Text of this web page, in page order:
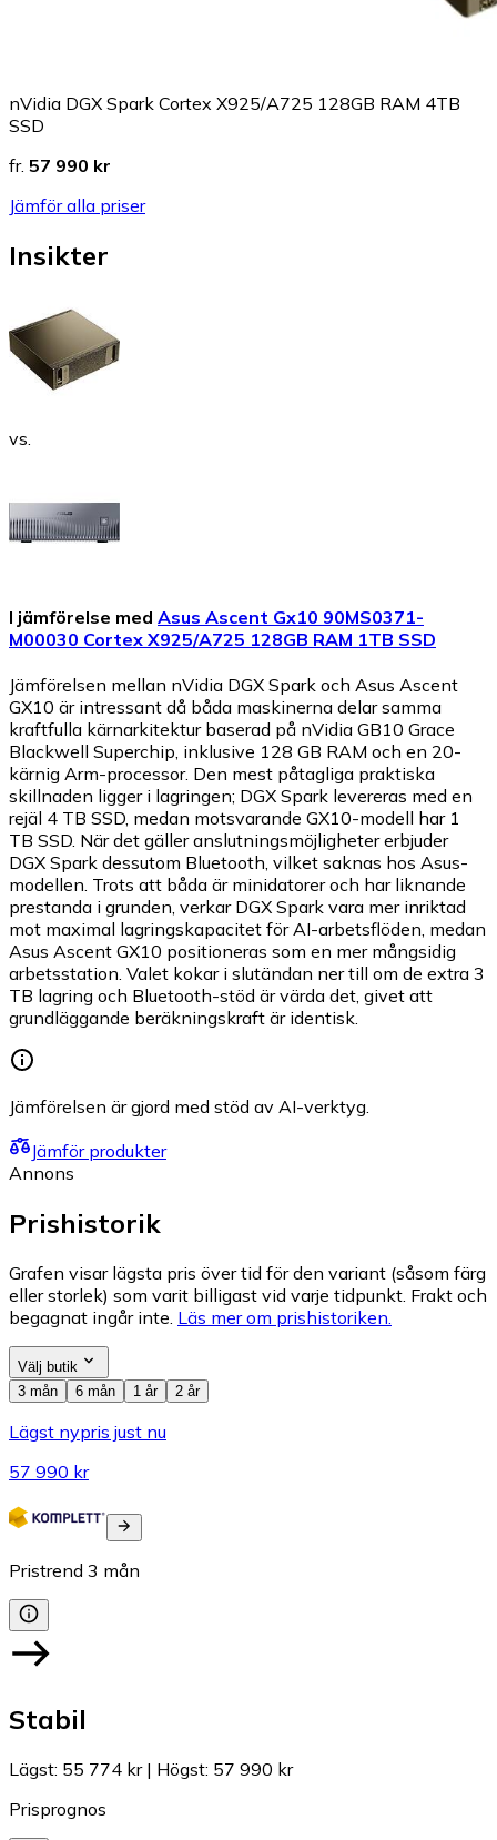
nVidia DGX Spark Cortex X925/A725 128GB RAM 4TB
SSD
fr. 57 990 kr
Jämför alla priser
Insikter
vs.
I jämförelse med Asus Ascent Gx10 90MS0371-
M00030 Cortex X925/A725 128GB RAM 1TB SSD
Jämförelsen mellan nVidia DGX Spark och Asus Ascent
GX10 är intressant då båda maskinerna delar samma
kraftfulla kärnarkitektur baserad på nVidia GB10 Grace
Blackwell Superchip, inklusive 128 GB RAM och en 20-
kärnig Arm-processor. Den mest påtagliga praktiska
skillnaden ligger i lagringen; DGX Spark levereras med en
rejäl 4 TB SSD, medan motsvarande GX10-modell har 1
TB SSD. När det gäller anslutningsmöjligheter erbjuder
DGX Spark dessutom Bluetooth, vilket saknas hos Asus-
modellen. Trots att båda är minidatorer och har liknande
prestanda i grunden, verkar DGX Spark vara mer inriktad
mot maximal lagringskapacitet för AI-arbetsflöden, medan
Asus Ascent GX10 positioneras som en mer mångsidig
arbetsstation. Valet kokar i slutändan ner till om de extra 3
TB lagring och Bluetooth-stöd är värda det, givet att
grundläggande beräkningskraft är identisk.
Jämförelsen är gjord med stöd av AI-verktyg.
Jämför produkter
Annons
Prishistorik
Grafen visar lägsta pris över tid för den variant (såsom färg
eller storlek) som varit billigast vid varje tidpunkt. Frakt och
begagnat ingår inte. Läs mer om prishistoriken.
Välj butik
3 mån
6 mån 1 år 2 år
Lägst nypris just nu
57 990 kr
Pristrend 3 mån
Stabil
Lägst: 55 774 kr| Högst: 57 990 kr
Prisprognos